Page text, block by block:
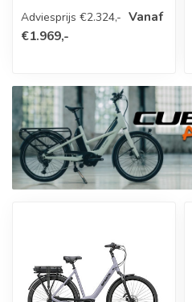
Adviesprijs €2.324,- Vanaf
€1.969,-